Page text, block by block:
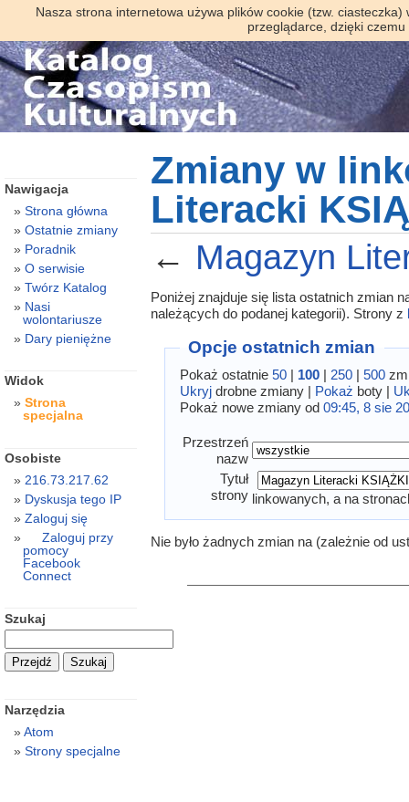
Nasza strona internetowa używa plików cookie (tzw.
przeglądarce, dzięki
Zmiany w
Literacki
← Magazyn
Poniżej znajduje się lista ostatnich zmian
należących do podanej kategorii). Strony z
Opcje ostatnich zmian
Pokaż ostatnie 50| 100| 250| 500
Ukryjdrobne zmiany | Pokaż boty |
Pokaż nowe zmiany od 09:45, 8 sie
Przestrzeń
nazw
Tytuł
strony linkowanych, a na
Nie było żadnych zmian na (zależnie od
Nawigacja
Strona główna
Ostatnie zmiany
Poradnik
O serwisie
Twórz Katalog
Nasi
wolontariusze
Dary pieniężne
Widok
Strona
specjalna
Osobiste
216.73.217.62
Dyskusja tego IP
Zaloguj się
Zaloguj przy
pomocy
Facebook
Connect
Szukaj
Narzędzia
Atom
Strony specjalne